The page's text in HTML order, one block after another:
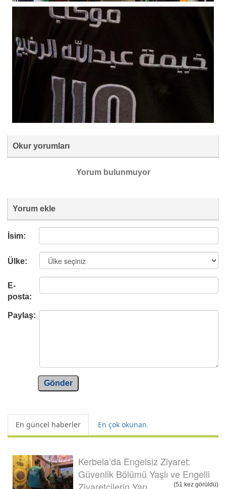
Okur yorumları
Yorum bulunmuyor
Yorum ekle
İsim:
Ülke:
E-
posta:
Paylaş:
Gönder
En güncel haberler En çok okunan
Kerbela’da Engelsiz Ziyaret:
Güvenlik Bölümü Yaşlı ve Engelli
Ziyaretçilerin Yan...
(51 kez görüldü)